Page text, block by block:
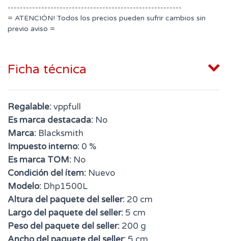
---------------------------------------------------------
= ATENCIÓN! Todos los precios pueden sufrir cambios sin
previo aviso =
Ficha técnica
Regalable:vppfull
Es marca destacada: No
Marca: Blacksmith
Impuesto interno: 0 %
Es marca TOM: No
Condición del ítem: Nuevo
Modelo: Dhp1500L
Altura del paquete del seller: 20 cm
Largo del paquete del seller: 5 cm
Peso del paquete del seller: 200 g